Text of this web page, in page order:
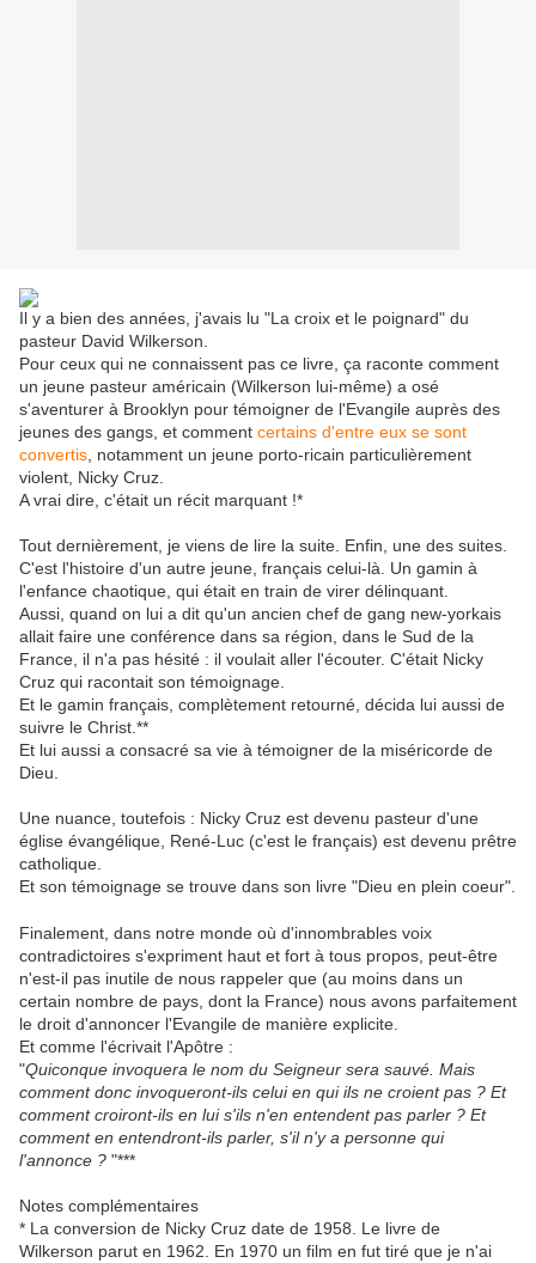
Il y a bien des années, j'avais lu "La croix et le poignard" du
pasteur David Wilkerson.
Pour ceux qui ne connaissent pas ce livre, ça raconte comment
un jeune pasteur américain (Wilkerson lui-même) a osé
s'aventurer à Brooklyn pour témoigner de l'Evangile auprès des
jeunes des gangs, et comment certains d'entre eux se sont
convertis , notamment un jeune porto-ricain particulièrement
violent, Nicky Cruz.
A vrai dire, c'était un récit marquant !*
Tout dernièrement, je viens de lire la suite. Enfin, une des suites.
C'est l'histoire d'un autre jeune, français celui-là. Un gamin à
l'enfance chaotique, qui était en train de virer délinquant.
Aussi, quand on lui a dit qu'un ancien chef de gang new-yorkais
allait faire une conférence dans sa région, dans le Sud de la
France, il n'a pas hésité : il voulait aller l'écouter. C'était Nicky
Cruz qui racontait son témoignage.
Et le gamin français, complètement retourné, décida lui aussi de
suivre le Christ.**
Et lui aussi a consacré sa vie à témoigner de la miséricorde de
Dieu.
Une nuance, toutefois : Nicky Cruz est devenu pasteur d'une
église évangélique, René-Luc (c'est le français) est devenu prêtre
catholique.
Et son témoignage se trouve dans son livre "Dieu en plein coeur".
Finalement, dans notre monde où d'innombrables voix
contradictoires s'expriment haut et fort à tous propos, peut-être
n'est-il pas inutile de nous rappeler que (au moins dans un
certain nombre de pays, dont la France) nous avons parfaitement
le droit d'annoncer l'Evangile de manière explicite.
Et comme l'écrivait l'Apôtre :
"Quiconque invoquera le nom du Seigneur sera sauvé. Mais
comment donc invoqueront-ils celui en qui ils ne croient pas ? Et
comment croiront-ils en lui s'ils n'en entendent pas parler ? Et
comment en entendront-ils parler, s'il n'y a personne qui
l'annonce ? "***
Notes complémentaires
* La conversion de Nicky Cruz date de 1958. Le livre de
Wilkerson parut en 1962. En 1970 un film en fut tiré que je n'ai